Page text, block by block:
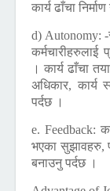
कार्य ढाँचा
d) Autonomy:
कर्मचारीहरुलाई
। कार्य ढाँचा
अधिकार, कार्य
पर्दछ ।
e. Feedback:
भएका सुझावहरु,
बनाउनु पर्दछ ।